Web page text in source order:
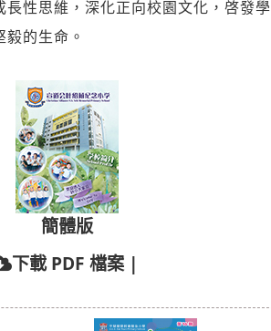
性思維，深化正向校園文化，啓發學
的生命。
簡體版
下載 PDF 檔案 |